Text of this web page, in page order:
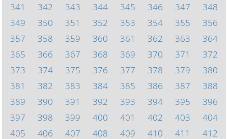
341
342 343 344 345 346 347
348
349
350 351 352 353 354 355
356
357
358 359 360 361 362 363
364
365
366 367 368 369 370 371
372
373
374 375 376 377 378 379
380
381
382 383 384 385 386 387
388
389
390 391 392 393 394 395
396
397
398 399 400 401 402 403
404
405
406 407 408 409 410 411 412